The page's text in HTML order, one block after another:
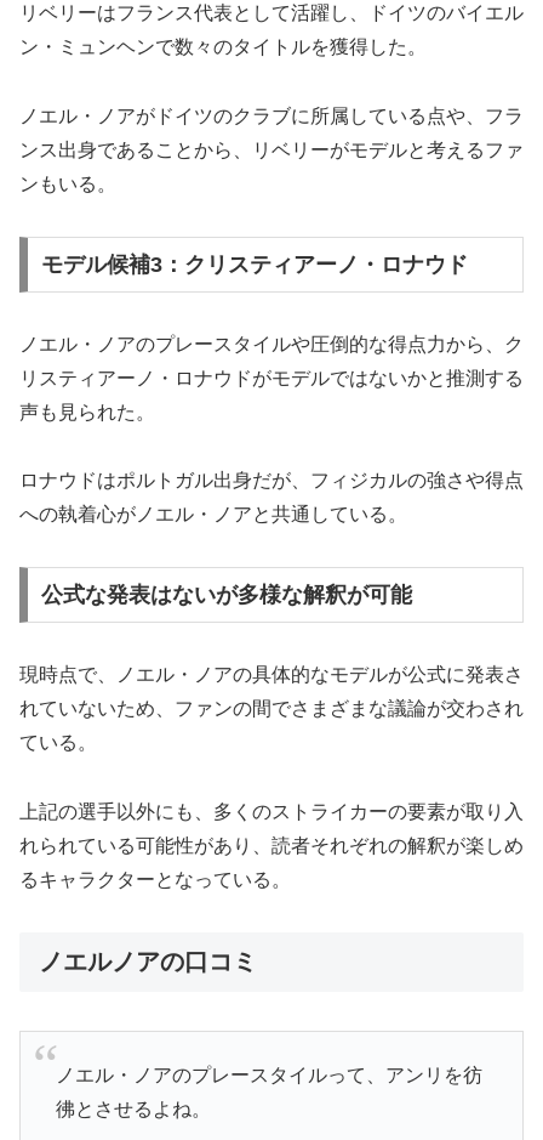
リベリーはフランス代表として活躍し、ドイツのバイエル
ン・ミュンヘンで数々のタイトルを獲得した。
ノエル・ノアがドイツのクラブに所属している点や、フラ
ンス出身であることから、リベリーがモデルと考えるファ
ンもいる。
モデル候補3：クリスティアーノ・ロナウド
ノエル・ノアのプレースタイルや圧倒的な得点力から、ク
リスティアーノ・ロナウドがモデルではないかと推測する
声も見られた。
ロナウドはポルトガル出身だが、フィジカルの強さや得点
への執着心がノエル・ノアと共通している。
公式な発表はないが多様な解釈が可能
現時点で、ノエル・ノアの具体的なモデルが公式に発表さ
れていないため、ファンの間でさまざまな議論が交わされ
ている。
上記の選手以外にも、多くのストライカーの要素が取り入
れられている可能性があり、読者それぞれの解釈が楽しめ
るキャラクターとなっている。
ノエルノアの口コミ
ノエル・ノアのプレースタイルって、アンリを彷
彿とさせるよね。